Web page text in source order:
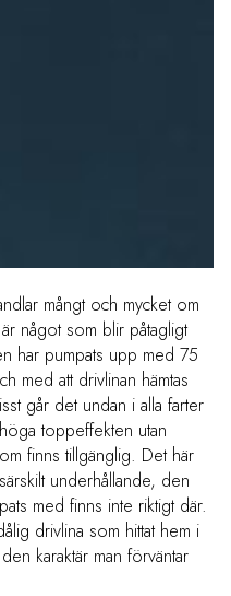
mångt och mycket om
något som blir påtagligt
har pumpats upp med 75
med att drivlinan hämtas
går det undan i alla farter
toppeffekten utan
finns tillgänglig. Det här
underhållande, den
med finns inte riktigt där.
drivlina som hittat hem i
karaktär man förväntar